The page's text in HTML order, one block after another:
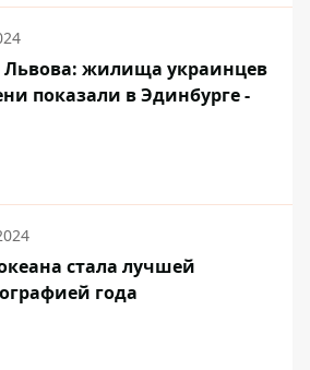
Львова: жилища украинцев
показали в Эдинбурге -
стала лучшей
года